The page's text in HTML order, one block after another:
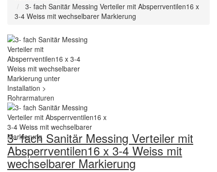
3- fach Sanitär Messing Verteiler mit Absperrventilen16 x
3-4 Weiss mit wechselbarer Markierung
3- fach Sanitär Messing Verteiler mit
Absperrventilen16 x 3-4 Weiss mit
wechselbarer Markierung